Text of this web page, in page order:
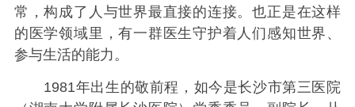
常，构成了人与世界最直接的连接。也正是在这样
的医学领域里，有一群医生守护着人们感知世界、
参与生活的能力。
1981年出生的敬前程，如今是长沙市第三医院